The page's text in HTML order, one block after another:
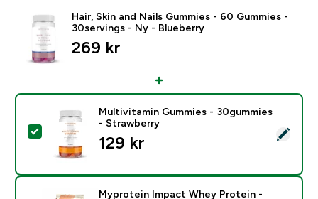
Hair, Skin and Nails Gummies - 60 Gummies -
30servings - Ny - Blueberry
269 kr‎
Select this product - Multivitamin Gummies -
Multivitamin Gummies - 30gummies
- Strawberry
129 kr‎
Myprotein Impact Whey Protein -